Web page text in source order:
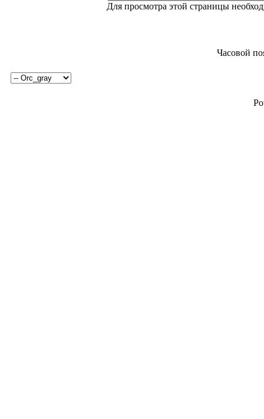
Для просмотра этой страницы
Часовой